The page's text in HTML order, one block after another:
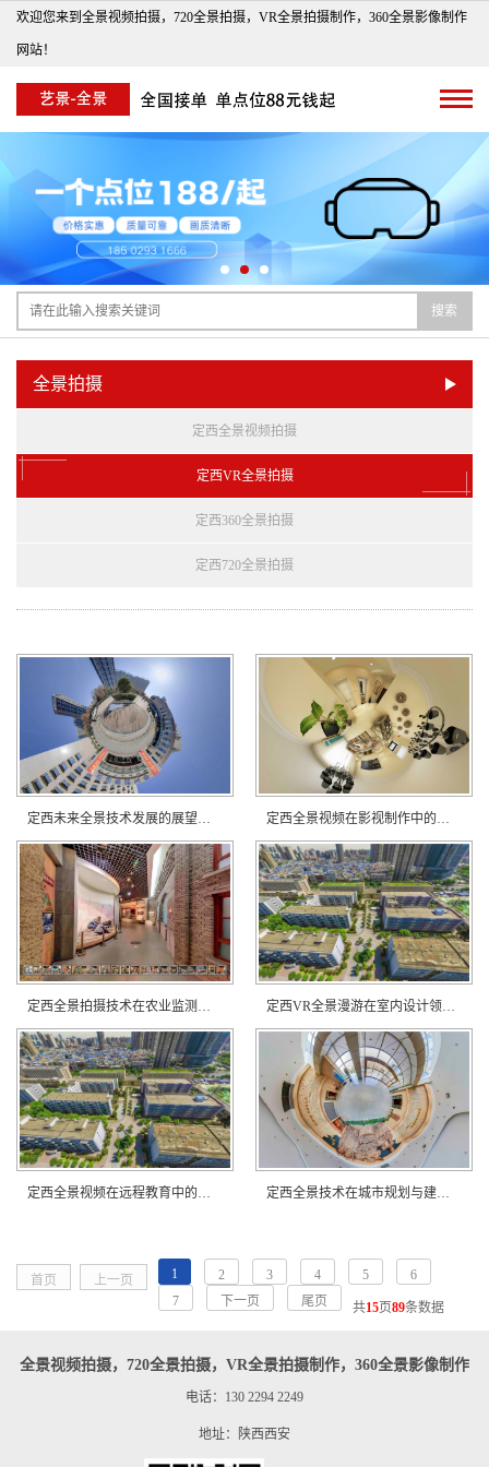
欢迎您来到全景视频拍摄，720全景拍摄，VR全景拍摄制作，360全景影像制作
网站！
搜索
全景拍摄
定西全景视频拍摄
定西VR全景拍摄
定西360全景拍摄
定西720全景拍摄
定西未来全景技术发展的展望与预测？ 定西全景视频在影视制作中的潜力？
定西全景拍摄技术在农业监测中的应用？ 定西VR全景漫游在室内设计领域的优势？
定西全景视频在远程教育中的创新实践？ 定西全景技术在城市规划与建设中的应用？
首页 上一页 1 2 3 4 5
6
7
下一页 尾页 共15页89条数据
全景视频拍摄，720全景拍摄，VR全景拍摄制作，360全景影像制作
电话：130 2294 2249
地址：陕西西安